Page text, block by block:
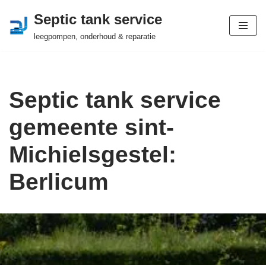
Ga
Septic tank service
leegpompen, onderhoud & reparatie
Septic tank service
gemeente sint-
Michielsgestel:
Berlicum